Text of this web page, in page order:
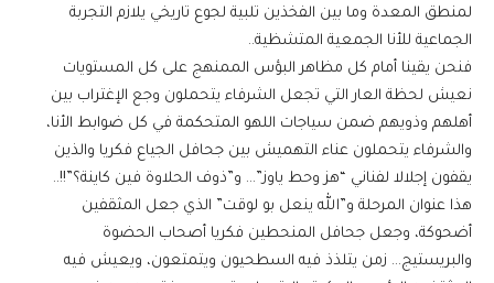
لمنطق المعدة وما بين الفخذين تلبية لجوع تاريخي يلازم التجربة
الجماعية للأنا الجمعية المتشظية..
فنحن يقينا أمام كل مظاهر البؤس الممنهج على كل المستويات
نعيش لحظة العار التي تجعل الشرفاء يتحملون وجع الإغتراب بين
أهلهم وذويهم ضمن سياجات اللهو المتحكمة في كل ضوابط الأنا،
والشرفاء يتحملون عناء التهميش بين جحافل الجياع فكريا والذين
يقفون إجلالا لفناني “هز وحط ياوز”… و”ذوف الحلاوة فين كاينة؟”!!..
هذا عنوان المرحلة و”الله ينعل بو لوقت” الذي جعل المثقفين
أضحوكة، وجعل جحافل المنحطين فكريا أصحاب الحضوة
والبريستيج… زمن يتلذذ فيه السطحيون ويتمتعون، ويعيش فيه